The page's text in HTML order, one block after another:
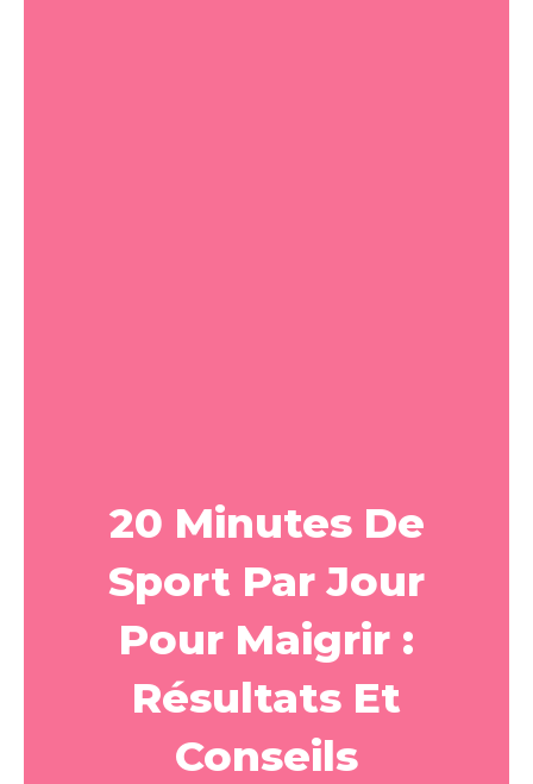
20 Minutes De
Sport Par Jour
Pour Maigrir :
Résultats Et
Conseils